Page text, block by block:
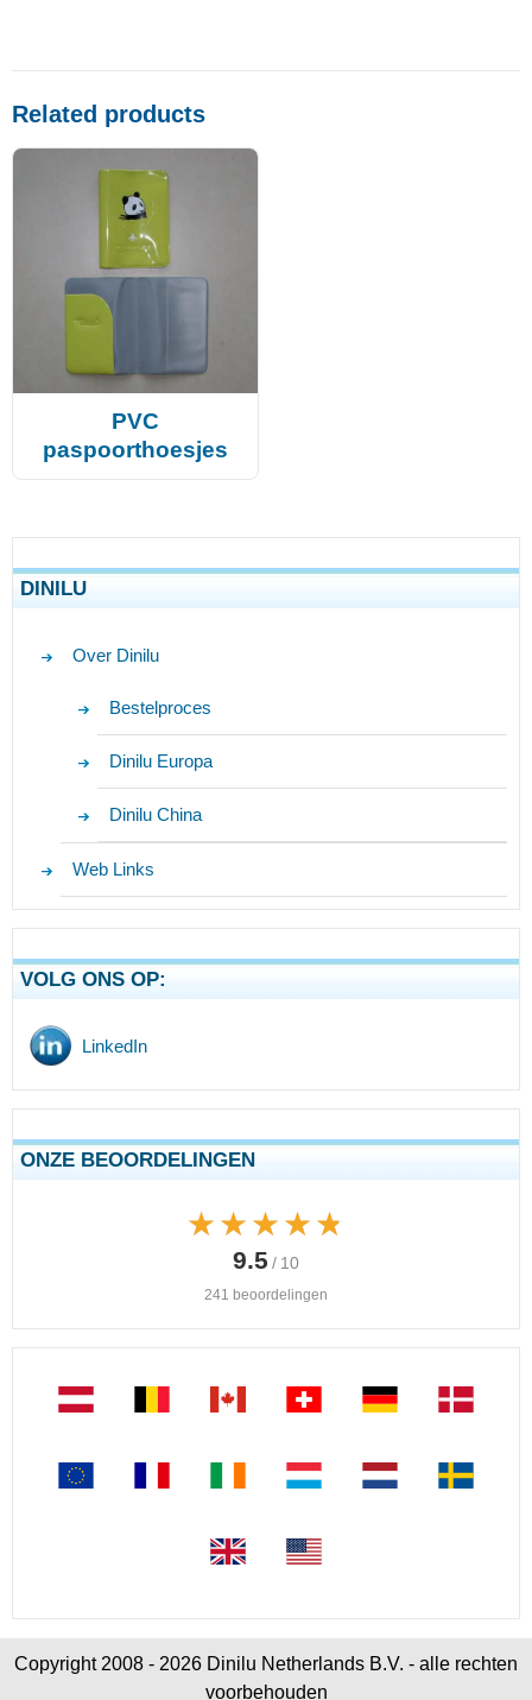
Related products
PVC
paspoorthoesjes
DINILU
Over Dinilu
Bestelproces
Dinilu Europa
Dinilu China
Web Links
VOLG ONS OP:
LinkedIn
ONZE BEOORDELINGEN
★★★★★
★★★★★
9.5 / 10
241 beoordelingen
Copyright 2008 - 2026 Dinilu Netherlands B.V. - alle rechten
voorbehouden